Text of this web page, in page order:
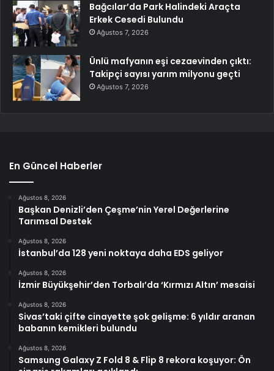
Bağcılar’da Park Halindeki Araçta
Erkek Cesedi Bulundu
Ağustos 7, 2026
Ünlü mafyanın eşi cezaevinden çıktı:
Takipçi sayısı yarım milyonu geçti
Ağustos 7, 2026
En Güncel Haberler
Ağustos 8, 2026
Başkan Denizli’den Çeşme’nin Yerel Değerlerine
Tarımsal Destek
Ağustos 8, 2026
İstanbul’da 128 yeni noktaya daha EDS geliyor
Ağustos 8, 2026
İzmir Büyükşehir’den Torbalı’da ‘Kırmızı Altın’ mesaisi
Ağustos 8, 2026
Sivas’taki çifte cinayette şok gelişme: 6 yıldır aranan
babanın kemikleri bulundu
Ağustos 8, 2026
Samsung Galaxy Z Fold 8 & Flip 8 rekora koşuyor: Ön